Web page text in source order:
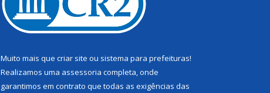
Muito mais que criar site ou sistema para prefeituras!
Realizamos uma assessoria completa, onde
garantimos em contrato que todas as exigências das